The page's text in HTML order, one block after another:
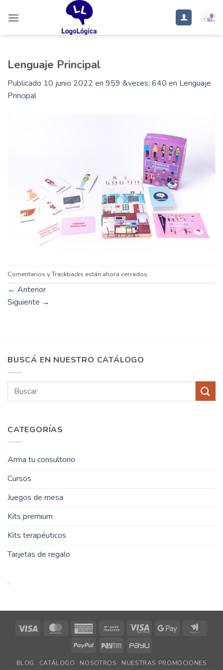
Lenguaje Principal
Publicado 10 junio 2022 en 959 &veces; 640 en Lenguaje
Principal
Comentarios y Trackbacks están ahora cerrados.
← Anterior
Siguiente →
BUSCÁ EN NUESTRO CATÁLOGO
Buscar
CATEGORÍAS
Arma tu consultorio
Cursos
Juegos de mesa
Kits premium
Kits terapéuticos
Tarjetas de regalo
.
Visa MasterCardAmerican
Bank
Visa
Google
PayPal Paytm PayU
BLOG CATÁLOGO NOSOTROS NUESTRAS PROMOCIONES